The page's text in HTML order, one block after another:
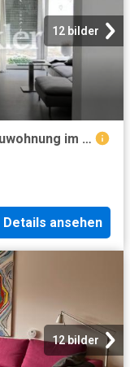
12 bilder
Niedrigenergiehaus sanierte Altbauwohnung im Zentrum von Lüdenscheid
Details ansehen
12 bilder